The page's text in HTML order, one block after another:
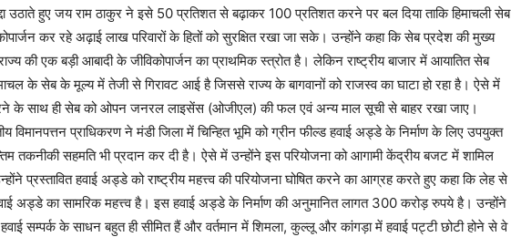
उठाते हुए जय राम ठाकुर ने इसे 50 प्रतिशत से बढ़ाकर 100 प्रतिशत करने पर बल दिया ताकि हिमाचली सेब
कर रहे अढ़ाई लाख परिवारों के हितों को सुरक्षित रखा जा सके। उन्होंने कहा कि सेब प्रदेश की मुख्य
की एक बड़ी आबादी के जीविकोपार्जन का प्राथमिक स्त्रोत है। लेकिन राष्ट्रीय बाजार में आयातित सेब
के सेब के मूल्य में तेजी से गिरावट आई है जिससे राज्य के बागवानों को राजस्व का घाटा हो रहा है। ऐसे में
के साथ ही सेब को ओपन जनरल लाइसेंस (ओजीएल) की फल एवं अन्य माल सूची से बाहर रखा जाए।
विमानपत्तन प्राधिकरण ने मंडी जिला में चिन्हित भूमि को ग्रीन फील्ड हवाई अड्डे के निर्माण के लिए उपयुक्त
तकनीकी सहमति भी प्रदान कर दी है। ऐसे में उन्होंने इस परियोजना को आगामी केंद्रीय बजट में शामिल
प्रस्तावित हवाई अड्डे को राष्ट्रीय महत्त्व की परियोजना घोषित करने का आग्रह करते हुए कहा कि लेह से
अड्डे का सामरिक महत्त्व है। इस हवाई अड्डे के निर्माण की अनुमानित लागत 300 करोड़ रुपये है। उन्होंने
सम्पर्क के साधन बहुत ही सीमित हैं और वर्तमान में शिमला, कुल्लू और कांगड़ा में हवाई पट्टी छोटी होने से वे